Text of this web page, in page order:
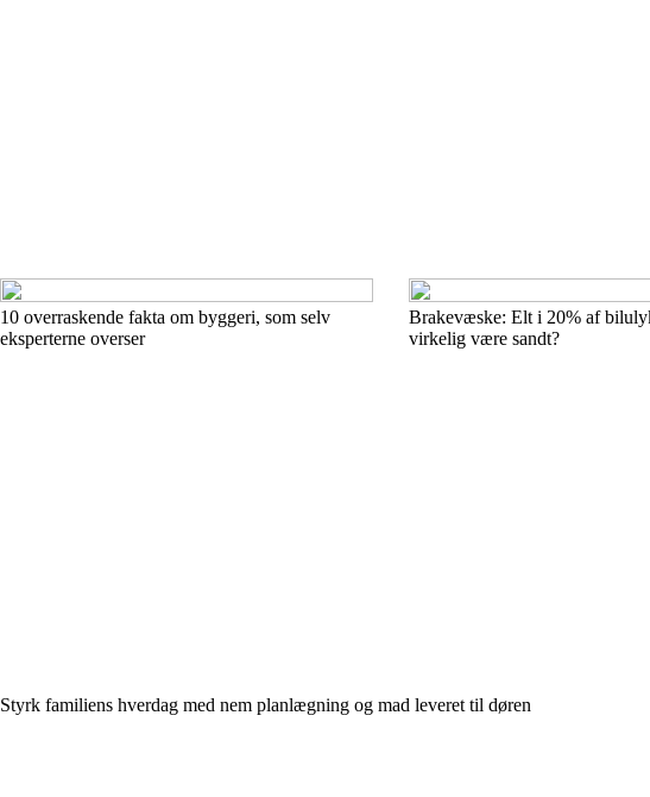
10 overraskende fakta om byggeri, som selv
eksperterne overser
Brakevæske: Elt i 20% af
virkelig være sandt?
Styrk familiens hverdag med nem planlægning og mad leveret til døren